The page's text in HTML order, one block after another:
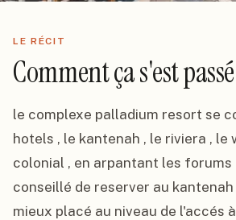
LE RÉCIT
Comment ça s'est
le complexe palladium resort se
hotels , le kantenah , le riviera , le
colonial , en arpantant les forums
conseillé de reserver au
mieux placé au niveau de l'accés